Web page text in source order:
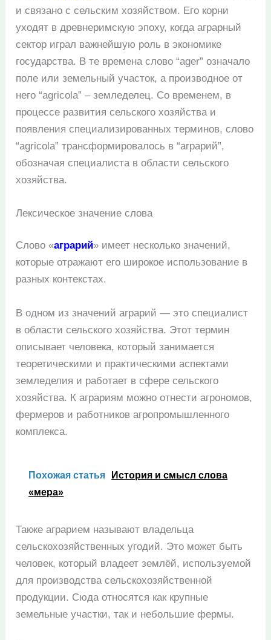
и связано с сельским хозяйством. Его корни
уходят в древнеримскую эпоху, когда аграрный
сектор играл важнейшую роль в экономике
государства. В те времена слово “ager” означало
поле или земельный участок, а производное от
него “agricola” – земледелец. Со временем, в
процессе развития сельского хозяйства и
появления специализированных терминов, слово
“agricola” трансформировалось в “аграрий”,
обозначая специалиста в области сельского
хозяйства.
Лексическое значение слова
Слово «аграрий» имеет несколько значений,
которые отражают его широкое использование в
разных контекстах.
В одном из значений аграрий — это специалист
в области сельского хозяйства. Этот термин
описывает человека, который занимается
теоретическими и практическими аспектами
земледелия и работает в сфере сельского
хозяйства. К аграриям можно отнести агрономов,
фермеров и работников агропромышленного
комплекса.
Похожая статья
История и смысл слова
«мера»
Также аграрием называют владельца
сельскохозяйственных угодий. Это может быть
человек, который владеет землёй, используемой
для производства сельскохозяйственной
продукции. Сюда относятся как крупные
земельные участки, так и небольшие фермы.